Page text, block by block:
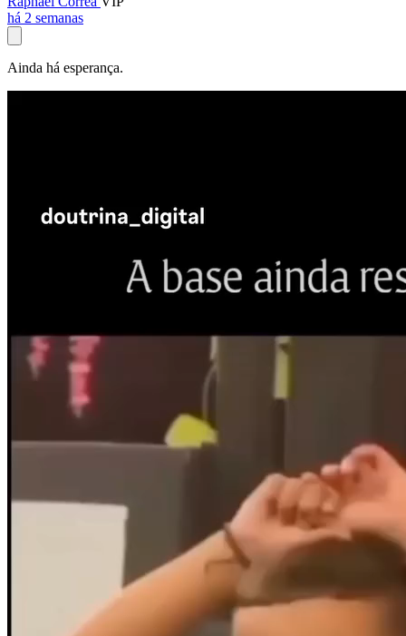
há 2 semanas
Ainda há esperança.